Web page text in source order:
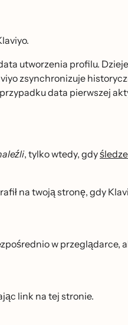
utworzenia profilu.
zsynchronizuje
data pierwszej
, tylko wtedy, gdy
na twoją stronę, gdy
w przeglądarce,
link na tej stronie.